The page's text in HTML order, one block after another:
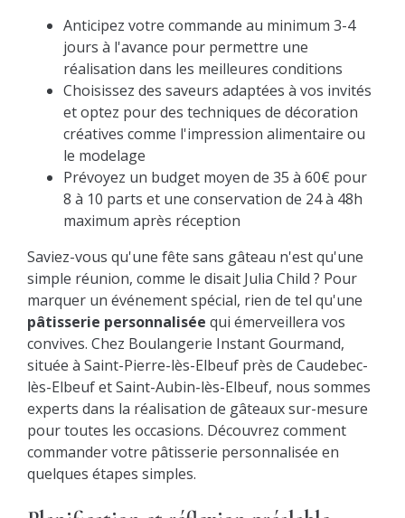
Anticipez votre commande au minimum 3-4
jours à l'avance pour permettre une
réalisation dans les meilleures conditions
Choisissez des saveurs adaptées à vos invités
et optez pour des techniques de décoration
créatives comme l'impression alimentaire ou
le modelage
Prévoyez un budget moyen de 35 à 60€ pour
8 à 10 parts et une conservation de 24 à 48h
maximum après réception
Saviez-vous qu'une fête sans gâteau n'est qu'une
simple réunion, comme le disait Julia Child ? Pour
marquer un événement spécial, rien de tel qu'une
pâtisserie personnalisée qui émerveillera vos
convives. Chez Boulangerie Instant Gourmand,
située à Saint-Pierre-lès-Elbeuf près de Caudebec-
lès-Elbeuf et Saint-Aubin-lès-Elbeuf, nous sommes
experts dans la réalisation de gâteaux sur-mesure
pour toutes les occasions. Découvrez comment
commander votre pâtisserie personnalisée en
quelques étapes simples.